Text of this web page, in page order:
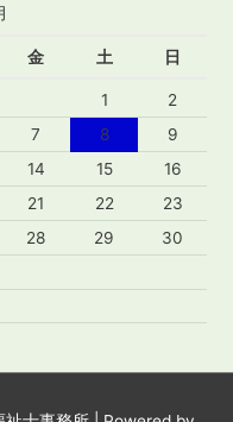
金 土 日
1
2
7 8
9
14 15
16
21 22
23
28 29
30